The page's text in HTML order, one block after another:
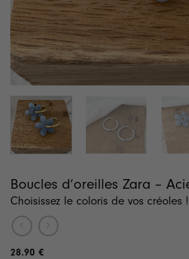
Boucles d’oreilles Zara –
Choisissez le coloris de vos créoles !
28.90 €